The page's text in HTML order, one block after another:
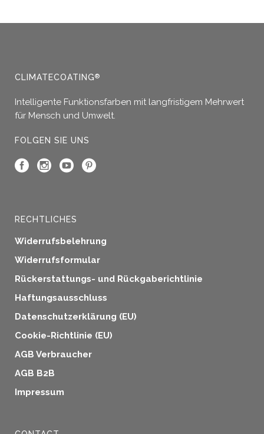
CLIMATECOATING®
Intelligente Funktionsfarben mit langfristigem Mehrwert
für Mensch und Umwelt.
FOLGEN SIE UNS
RECHTLICHES
Widerrufsbelehrung
Widerrufsformular
Rückerstattungs- und Rückgaberichtlinie
Haftungsausschluss
Datenschutzerklärung (EU)
Cookie-Richtlinie (EU)
AGB Verbraucher
AGB B2B
Impressum